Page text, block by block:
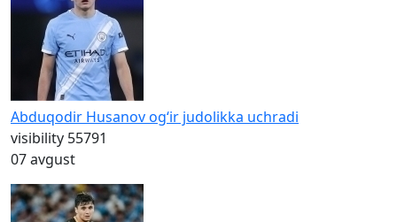
Abduqodir Husanov og‘ir judolikka uchradi
visibility 55791
07 avgust